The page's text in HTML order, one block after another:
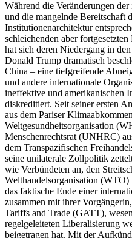
Während die Veränderungen
und die mangelnde Bereitschaft
Institutionenarchitektur
schleichenden aber
hat sich deren Niedergang in
Donald Trump dramatisch
China – eine tiefgreifende
und andere internationale
ineffektive und amerikanischen
diskreditiert. Seit seiner ersten
aus dem Pariser
Weltgesundheitsorganisation
Menschenrechtsrat (UNHRC)
dem Transpazifischen
seine unilaterale Zollpolitik
wie Verbündeten an, den
Welthandelsorganisation (WTO)
das faktische Ende einer
zusammen mit ihrer
Tariffs and Trade (GATT),
regelgeleiteten Liberalisierung
beigetragen hat. Mit der